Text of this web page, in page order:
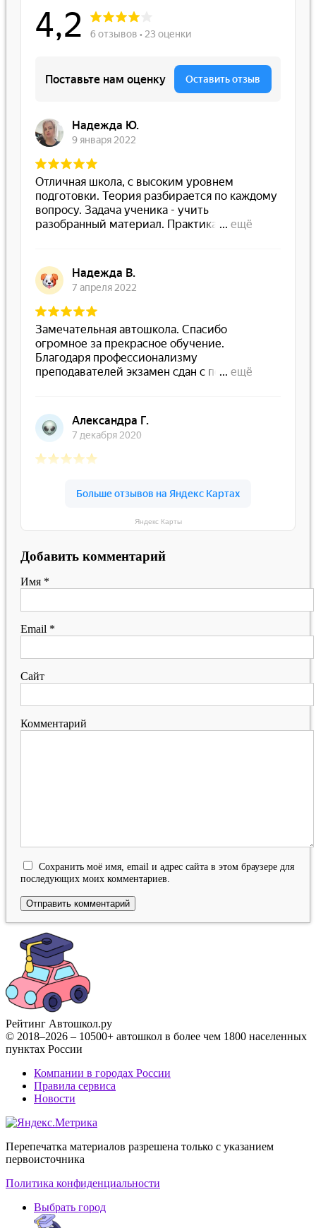
Яндекс Карты
Добавить комментарий
Имя *
Email *
Сайт
Комментарий
Сохранить моё имя, email и адрес сайта в этом браузере для
последующих моих комментариев.
Рейтинг Автошкол.ру
© 2018–2026 – 10500+ автошкол в более чем 1800 населенных
пунктах России
Компании в городах России
Правила сервиса
Новости
Перепечатка материалов разрешена только с указанием
первоисточника
Политика конфиденциальности
Выбрать город